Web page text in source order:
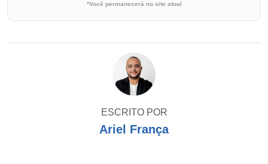
*Você permanecerá no site atual
ESCRITO POR
Ariel França